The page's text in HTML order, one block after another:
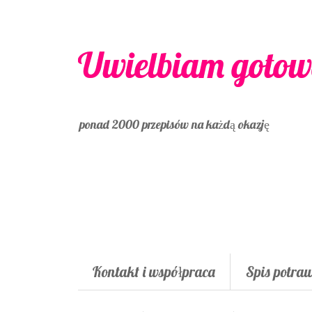
Uwielbiam
ponad 2000 przepisów na każdą okazję
Kontakt i współpraca Spis